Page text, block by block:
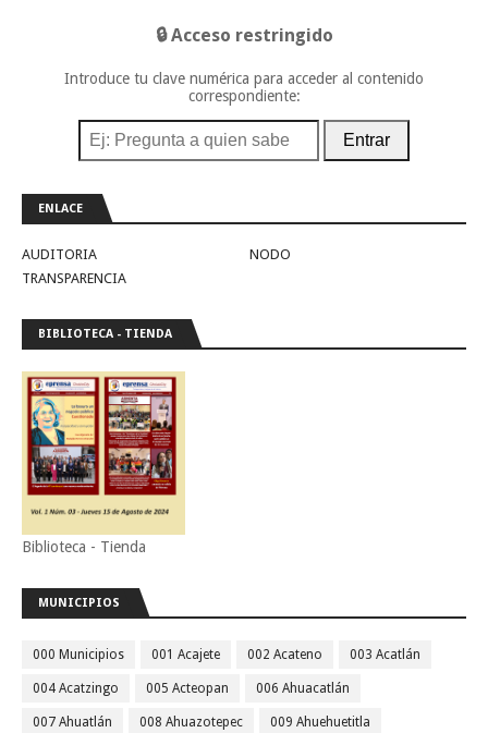
🔒 Acceso restringido
Introduce tu clave numérica para acceder al contenido
correspondiente:
Entrar
ENLACE
AUDITORIA
NODO
TRANSPARENCIA
BIBLIOTECA - TIENDA
Biblioteca - Tienda
MUNICIPIOS
000 Municipios 001 Acajete 002 Acateno 003 Acatlán
004 Acatzingo 005 Acteopan 006 Ahuacatlán
007 Ahuatlán 008 Ahuazotepec 009 Ahuehuetitla